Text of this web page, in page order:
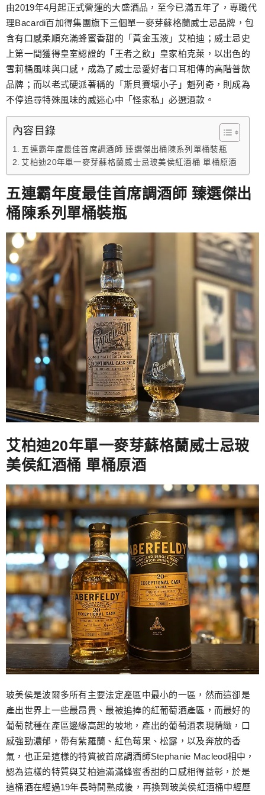
跳
至
主
內
容
由2019年4月起正式營運的大盛酒品，至今已滿五年了，專職代
理Bacardi百加得集團旗下三個單一麥芽蘇格蘭威士忌品牌，包
含有口感柔順充滿蜂蜜香甜的「黃金玉液」艾柏迪；威士忌史
上第一間獲得皇室認證的「王者之飲」皇家柏克萊，以出色的
雪莉桶風味與口感，成為了威士忌愛好者口耳相傳的高階普飲
品牌；而以老式硬派著稱的「斯貝賽壞小子」魁列奇，則成為
不停追尋特殊風味的威迷心中「怪家私」必選酒款。
內容目錄
五連霸年度最佳首席調酒師 臻選傑出桶陳系列單桶裝瓶
艾柏迪20年單一麥芽蘇格蘭威士忌玻美侯紅酒桶 單桶原酒
五連霸年度最佳首席調酒師 臻選傑出
桶陳系列單桶裝瓶
艾柏迪20年單一麥芽蘇格蘭威士忌玻
美侯紅酒桶 單桶原酒
玻美侯是波爾多所有主要法定產區中最小的一區，然而這卻是
產出世界上一些最昂貴、最被追捧的紅葡萄酒產區，而最好的
葡萄就種在產區邊緣高起的坡地，產出的葡萄酒表現精緻，口
感強勁濃郁，帶有紫羅蘭、紅色莓果、松露，以及奔放的香
氣，也正是這樣的特質被首席調酒師Stephanie Macleod相中，
認為這樣的特質與艾柏迪滿滿蜂蜜香甜的口感相得益彰，於是
這桶酒在經過19年長時間熟成後，再換到玻美侯紅酒桶中經歷